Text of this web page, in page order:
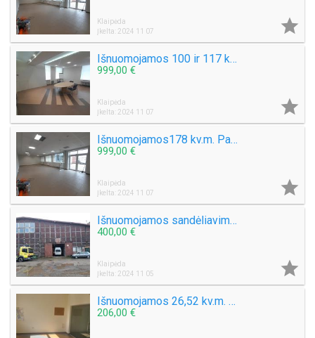
Klaipėda
Įkelta: 2024 11 07

Išnuomojamos 100 ir 117 kv.m., prekybinės / administracinės / dirbtuvėms / paslaugų patalpos Naujoji Uosto g.
999,00 €
Klaipėda
Įkelta: 2024 11 07

Išnuomojamos178 kv.m. Patalpos tinkamos prekybai, nedidelei gamybai, ofisui. Šilutės pl.
999,00 €
Klaipėda
Įkelta: 2024 11 07

Išnuomojamos sandėliavimo, gamybinės patalpos Artojo g. Klaipėdoje
400,00 €
Klaipėda
Įkelta: 2024 11 05

Išnuomojamos 26,52 kv.m. Administracinės patalpos Paryžiaus Komunos g.
206,00 €